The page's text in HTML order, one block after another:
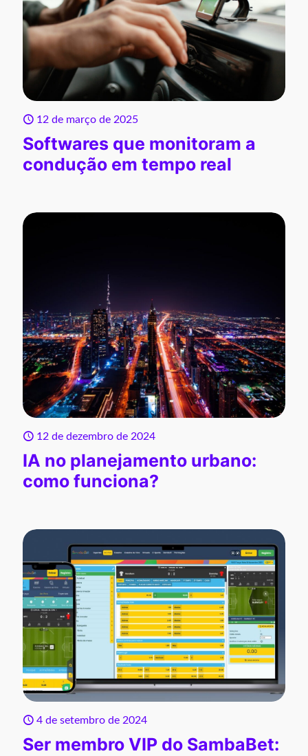
12 de março de 2025
Softwares que monitoram a
condução em tempo real
12 de dezembro de 2024
IA no planejamento urbano:
como funciona?
4 de setembro de 2024
Ser membro VIP do SambaBet: